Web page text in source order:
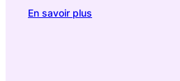
En savoir plus